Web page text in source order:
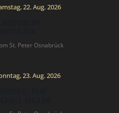
22. Aug. 2026
St. Peter Osnabrück
23. Aug. 2026